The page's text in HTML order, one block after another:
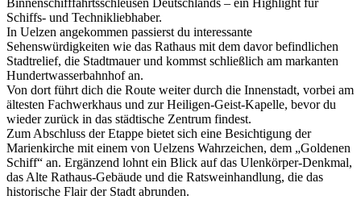
Schiffs- und Technikliebhaber.
In Uelzen angekommen passierst du interessante
Sehenswürdigkeiten wie das Rathaus mit dem davor befindlichen
Stadtrelief, die Stadtmauer und kommst schließlich am markanten
Hundertwasserbahnhof an.
Von dort führt dich die Route weiter durch die Innenstadt, vorbei am
ältesten Fachwerkhaus und zur Heiligen-Geist-Kapelle, bevor du
wieder zurück in das städtische Zentrum findest.
Zum Abschluss der Etappe bietet sich eine Besichtigung der
Marienkirche mit einem von Uelzens Wahrzeichen, dem „Goldenen
Schiff“ an. Ergänzend lohnt ein Blick auf das Ulenkörper-Denkmal,
das Alte Rathaus-Gebäude und die Ratsweinhandlung, die das
historische Flair der Stadt abrunden.